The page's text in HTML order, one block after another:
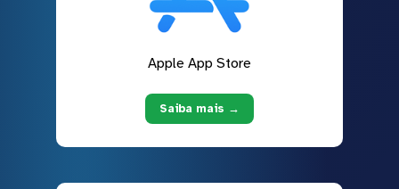
Apple App Store
Saiba mais →